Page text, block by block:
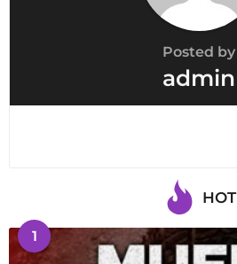
Posted by
admin
HOT
1